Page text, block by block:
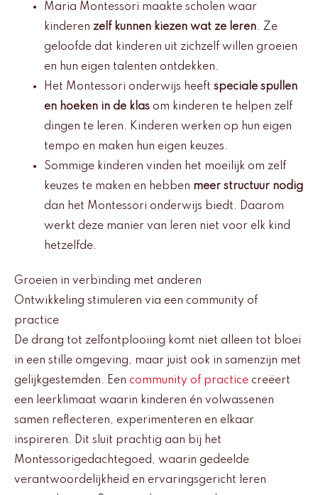
Maria Montessori maakte scholen waar
kinderen zelf kunnen kiezen wat ze leren. Ze
geloofde dat kinderen uit zichzelf willen groeien
en hun eigen talenten ontdekken.
Het Montessori onderwijs heeft speciale spullen
en hoeken in de klas om kinderen te helpen zelf
dingen te leren. Kinderen werken op hun eigen
tempo en maken hun eigen keuzes.
Sommige kinderen vinden het moeilijk om zelf
keuzes te maken en hebben meer structuur nodig
dan het Montessori onderwijs biedt. Daarom
werkt deze manier van leren niet voor elk kind
hetzelfde.
Groeien in verbinding met anderen
Ontwikkeling stimuleren via een community of
practice
De drang tot zelfontplooiing komt niet alleen tot bloei
in een stille omgeving, maar juist ook in samenzijn met
gelijkgestemden. Een community of practice creëert
een leerklimaat waarin kinderen én volwassenen
samen reflecteren, experimenteren en elkaar
inspireren. Dit sluit prachtig aan bij het
Montessorigedachtegoed, waarin gedeelde
verantwoordelijkheid en ervaringsgericht leren